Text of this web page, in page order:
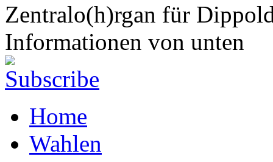
Zentralo(h)rgan für
Informationen von unten
Home
Wahlen